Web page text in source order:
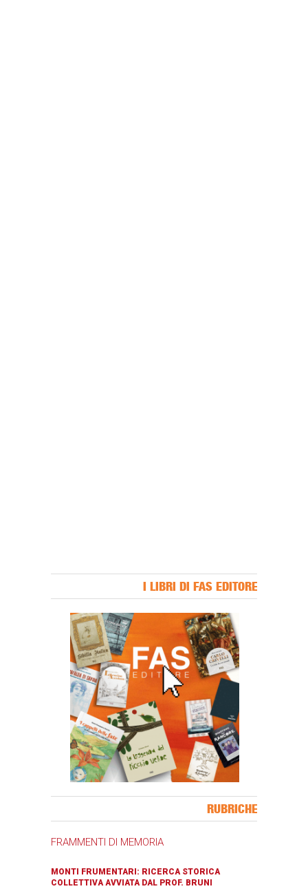
I LIBRI DI FAS EDITORE
RUBRICHE
FRAMMENTI DI MEMORIA
MONTI FRUMENTARI: RICERCA STORICA
COLLETTIVA AVVIATA DAL PROF. BRUNI